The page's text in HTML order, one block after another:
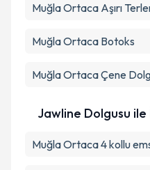
Muğla Ortaca Aşırı
Muğla Ortaca Botoks
Muğla Ortaca Çene
Jawline Dolgusu
Muğla Ortaca 4 kollu